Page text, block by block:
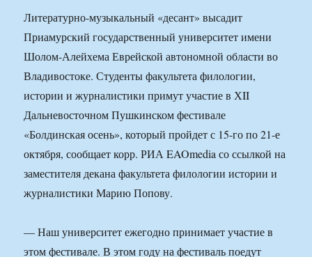
Литературно-музыкальный «десант» высадит
Приамурский государственный университет имени
Шолом-Алейхема Еврейской автономной области во
Владивостоке. Студенты факультета филологии,
истории и журналистики примут участие в ХII
Дальневосточном Пушкинском фестивале
«Болдинская осень», который пройдет с 15-го по 21-е
октября, сообщает корр. РИА EAOmedia со ссылкой на
заместителя декана факультета филологии истории и
журналистики Марию Попову.
— Наш университет ежегодно принимает участие в
этом фестивале. В этом году на фестиваль поедут